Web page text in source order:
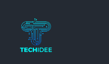
inhoud